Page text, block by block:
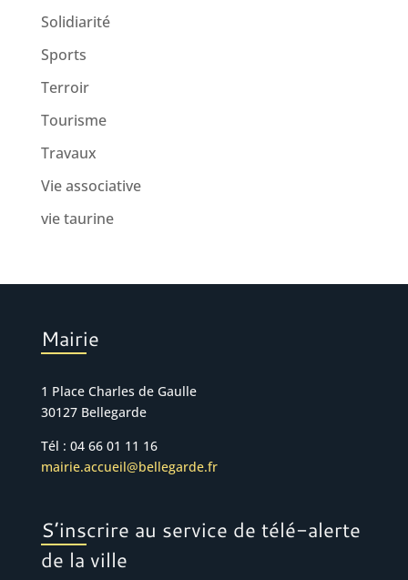
Solidiarité
Sports
Terroir
Tourisme
Travaux
Vie associative
vie taurine
Mairie
1 Place Charles de Gaulle
30127 Bellegarde
Tél : 04 66 01 11 16
mairie.accueil@bellegarde.fr
S’inscrire au service de télé-alerte
de la ville